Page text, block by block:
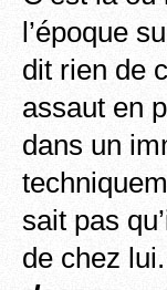
l’époque
dit rien de
assaut en
dans un
sait pas
de chez lui.